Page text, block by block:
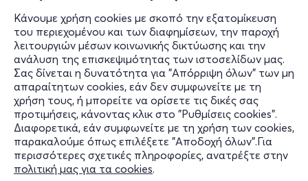
Κάνουμε χρήση cookies με σκοπό την εξατομίκευση
του περιεχομένου και των διαφημίσεων, την παροχή
λειτουργιών μέσων κοινωνικής δικτύωσης και την
ανάλυση της επισκεψιμότητας των ιστοσελίδων μας.
Σας δίνεται η δυνατότητα για "Απόρριψη όλων" των μη
απαραίτητων cookies, εάν δεν συμφωνείτε με τη
χρήση τους, ή μπορείτε να ορίσετε τις δικές σας
προτιμήσεις, κάνοντας κλικ στο "Ρυθμίσεις cookies".
Διαφορετικά, εάν συμφωνείτε με τη χρήση των cookies,
παρακαλούμε όπως επιλέξετε "Αποδοχή όλων".Για
περισσότερες σχετικές πληροφορίες, ανατρέξτε στην
πολιτική μας για τα cookies.